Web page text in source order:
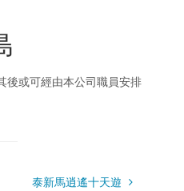
後或可經由本公司職員安排
泰新馬逍遙十天遊